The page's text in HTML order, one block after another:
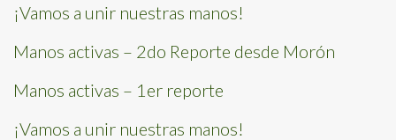
¡Vamos a unir nuestras manos!
Manos activas – 2do Reporte desde Morón
Manos activas – 1er reporte
¡Vamos a unir nuestras manos!